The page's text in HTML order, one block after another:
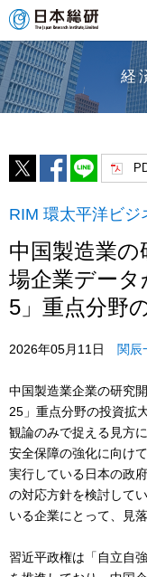
経
RIM 環太平洋ビジ
中国製造業
場企業デー
5」重点分野
2026年05月11日 関辰
中国製造業企業の研究
25」重点分野の投資拡
観論のみで捉える見方
安全保障の強化に向け
実行している日本の政
の対応方針を検討して
いる企業にとって、見
習近平政権は「自立自